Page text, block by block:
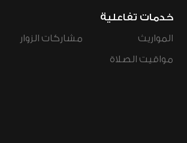
خدمات تفاعلية
المواريث
مواقيت الصلاة
مشاركات الزوار